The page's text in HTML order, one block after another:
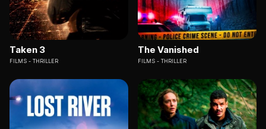
Taken 3
FILMS THRILLER
The Vanished
FILMS THRILLER